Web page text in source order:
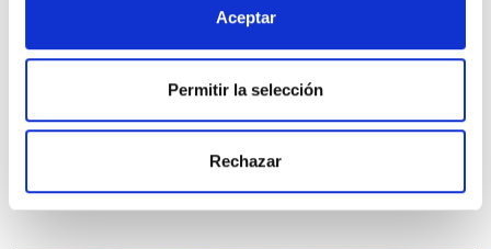
Aceptar
Permitir la selección
Rechazar